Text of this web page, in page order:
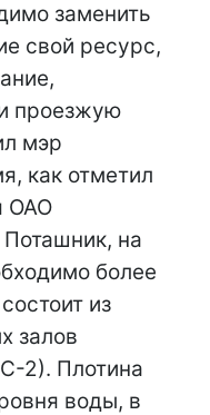
заменить
свой ресурс,
проезжую
мэр
как отметил
ОАО
на
более
из
залов
2). Плотина
воды, в